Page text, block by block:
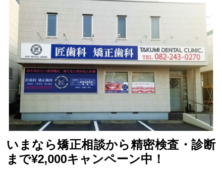
いまなら矯正相談から精密検査・診断
まで¥2,000キャンペーン中！